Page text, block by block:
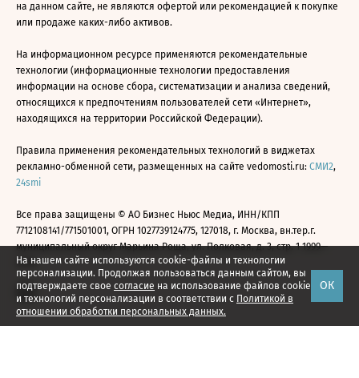
На нашем сайте используются cookie-файлы и технологии
персонализации. Продолжая пользоваться данным сайтом, вы
подтверждаете свое согласие на использование файлов cookie
и технологий персонализации в соответствии с Политикой в
отношении обработки персональных данных.
ОК
на данном сайте, не являются офертой или рекомендацией к покупке
или продаже каких-либо активов.
На информационном ресурсе применяются рекомендательные
технологии (информационные технологии предоставления
информации на основе сбора, систематизации и анализа сведений,
относящихся к предпочтениям пользователей сети «Интернет»,
находящихся на территории Российской Федерации).
Правила применения рекомендательных технологий в виджетах
рекламно-обменной сети, размещенных на сайте vedomosti.ru: СМИ2,
24smi
Все права защищены © АО Бизнес Ньюс Медиа, ИНН/КПП
7712108141/771501001, ОГРН 1027739124775, 127018, г. Москва, вн.тер.г.
муниципальный округ Марьина Роща, ул. Полковая, д. 3, стр. 1 1999—
2026